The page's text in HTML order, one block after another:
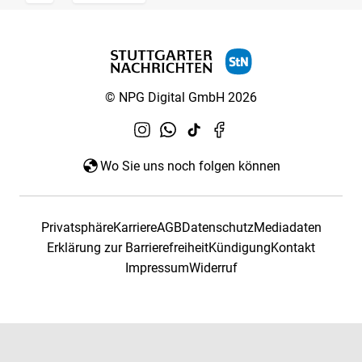
© NPG Digital GmbH 2026
Wo Sie uns noch folgen können
PrivatsphäreKarriereAGBDatenschutzMediadaten
Erklärung zur BarrierefreiheitKündigungKontakt
ImpressumWiderruf